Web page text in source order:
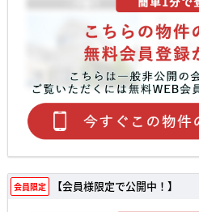
会員限定 【会員様限定で公開中！】